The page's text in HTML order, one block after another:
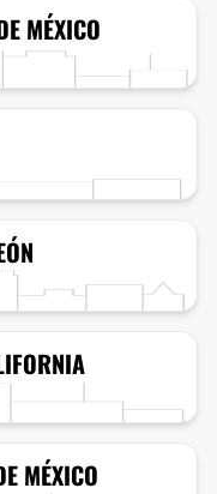
MÉXICO
MÉXICO